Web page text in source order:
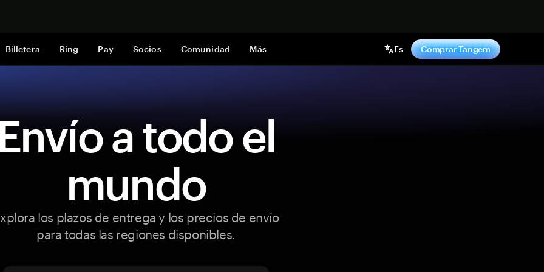
Billetera Ring Pay Socios Comunidad Más Es Comprar Tangem
a todo el
mundo
los plazos de entrega y los precios de envío
para todas las regiones disponibles.